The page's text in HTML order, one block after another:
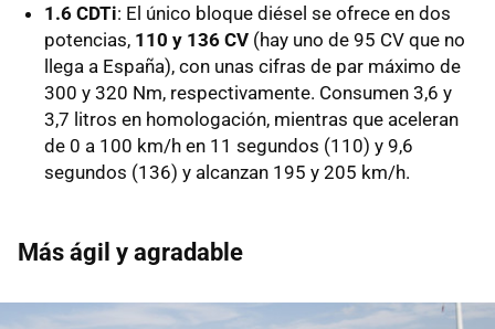
1.6 CDTi: El único bloque diésel se ofrece en dos
potencias, 110 y 136 CV (hay uno de 95 CV que no
llega a España), con unas cifras de par máximo de
300 y 320 Nm, respectivamente. Consumen 3,6 y
3,7 litros en homologación, mientras que aceleran
de 0 a 100 km/h en 11 segundos (110) y 9,6
segundos (136) y alcanzan 195 y 205 km/h.
Más ágil y agradable